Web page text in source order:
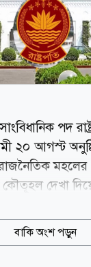
পদ
২০ আগস্ট
রাজনৈতিক
দেখা
কোনো রাজনৈতিক
আইন
বাকি অংশ পড়ুন